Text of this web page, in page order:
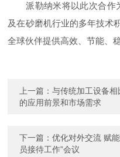
派勒纳米将以此次合作
及在砂磨机行业的多年技术
全球伙伴提供高效、节能、
上一篇：与传统加工设备
的应用前景和市场需求
下一篇：优化对外交流 赋
员接待工作”会议